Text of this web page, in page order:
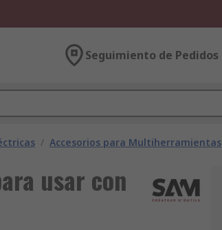
Seguimiento de Pedidos
/ Accesorios para Multiherramientas
usar con